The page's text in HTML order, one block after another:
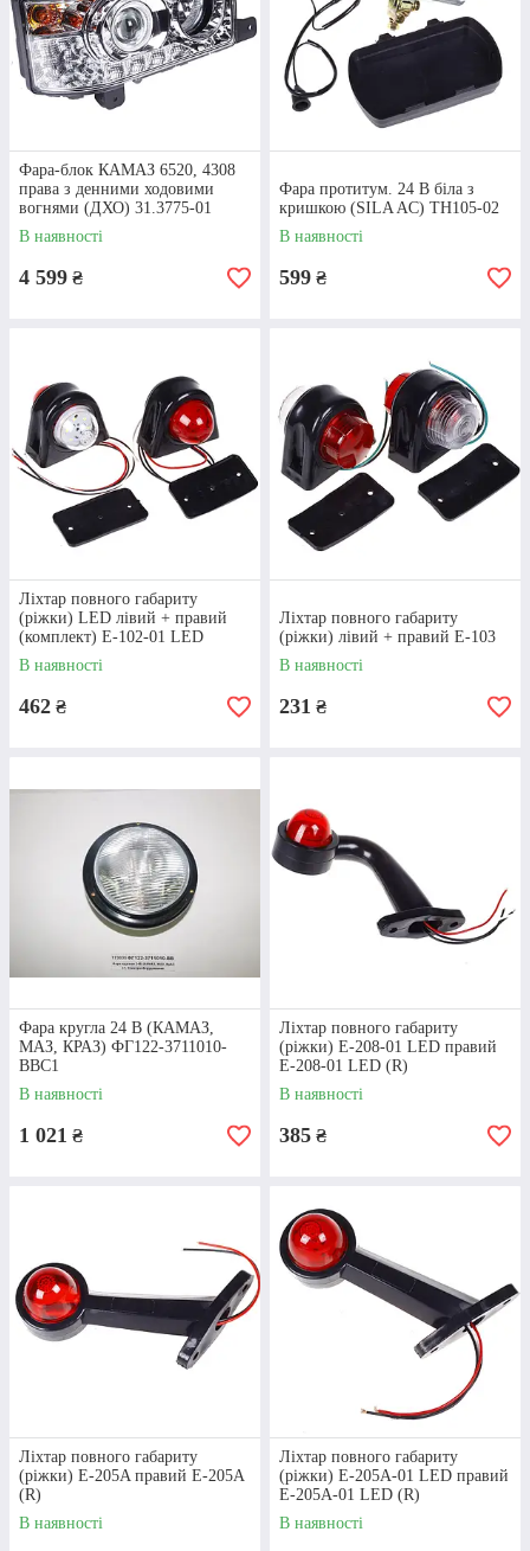
02
ЦІНИ
На КАМАЗ електрообладнання встановлено
доступні ціни, без посередницьких
магазині – вигідно, оскільки ми можемо
запропонувати запчастини з різних цінових
категорій, які відповідатимуть можливостям
усіх клієнтів
03
ЕКСПЕРТНІ
КОНСУЛЬТАЦІЇ
Менеджери інтернет-магазину мають
багаторічний досвід роботи, що дозволяє
надавати професійні консультації кожному
клієнту. У нас можна отримати відповіді на
вибору електроустаткування, підказки, яка
підійдекоробка передач для КАМАЗу
04
ДОСТАВКА
Наша компанія має власний склад, де є в
наявності все електрообладнання
автомобіля КАМАЗ. Це дозволяє нам
максимально швидко обробляти замовлення
та здійснювати відправки в день
оформлення. За лічені дні товари
доставляються по всій Україні
Бiльше про компанiю
Як купити електрообладнання
КАМАЗ: схема замовлення в
онлайн-магазині «Алмаз
Фара-блок КАМАЗ 6520, 4308
права з денними ходовими
вогнями (ДХО) 31.3775-01
В наявності
4 599 ₴
Фара протитум. 24 В біла з
кришкою (SILA AC) ТН105-02
В наявності
599 ₴
Ліхтар повного габариту
(ріжки) LED лівий + правий
(комплект) Е-102-01 LED
В наявності
462 ₴
Ліхтар повного габариту
(ріжки) лівий + правий Е-103
В наявності
231 ₴
Фара кругла 24 В (КАМАЗ,
МАЗ, КРАЗ) ФГ122-3711010-
ВВС1
В наявності
1 021 ₴
Ліхтар повного габариту
(ріжки) E-208-01 LED правий
Е-208-01 LED (R)
В наявності
385 ₴
Ліхтар повного габариту
(ріжки) E-205A правий Е-205A
(R)
В наявності
Ліхтар повного габариту
(ріжки) E-205A-01 LED правий
Е-205A-01 LED (R)
В наявності